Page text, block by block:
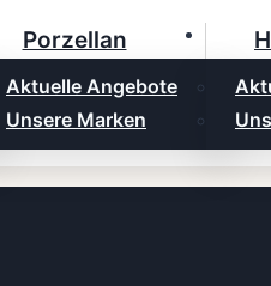
Porzellan
Aktuelle Angebote
Unsere Marken